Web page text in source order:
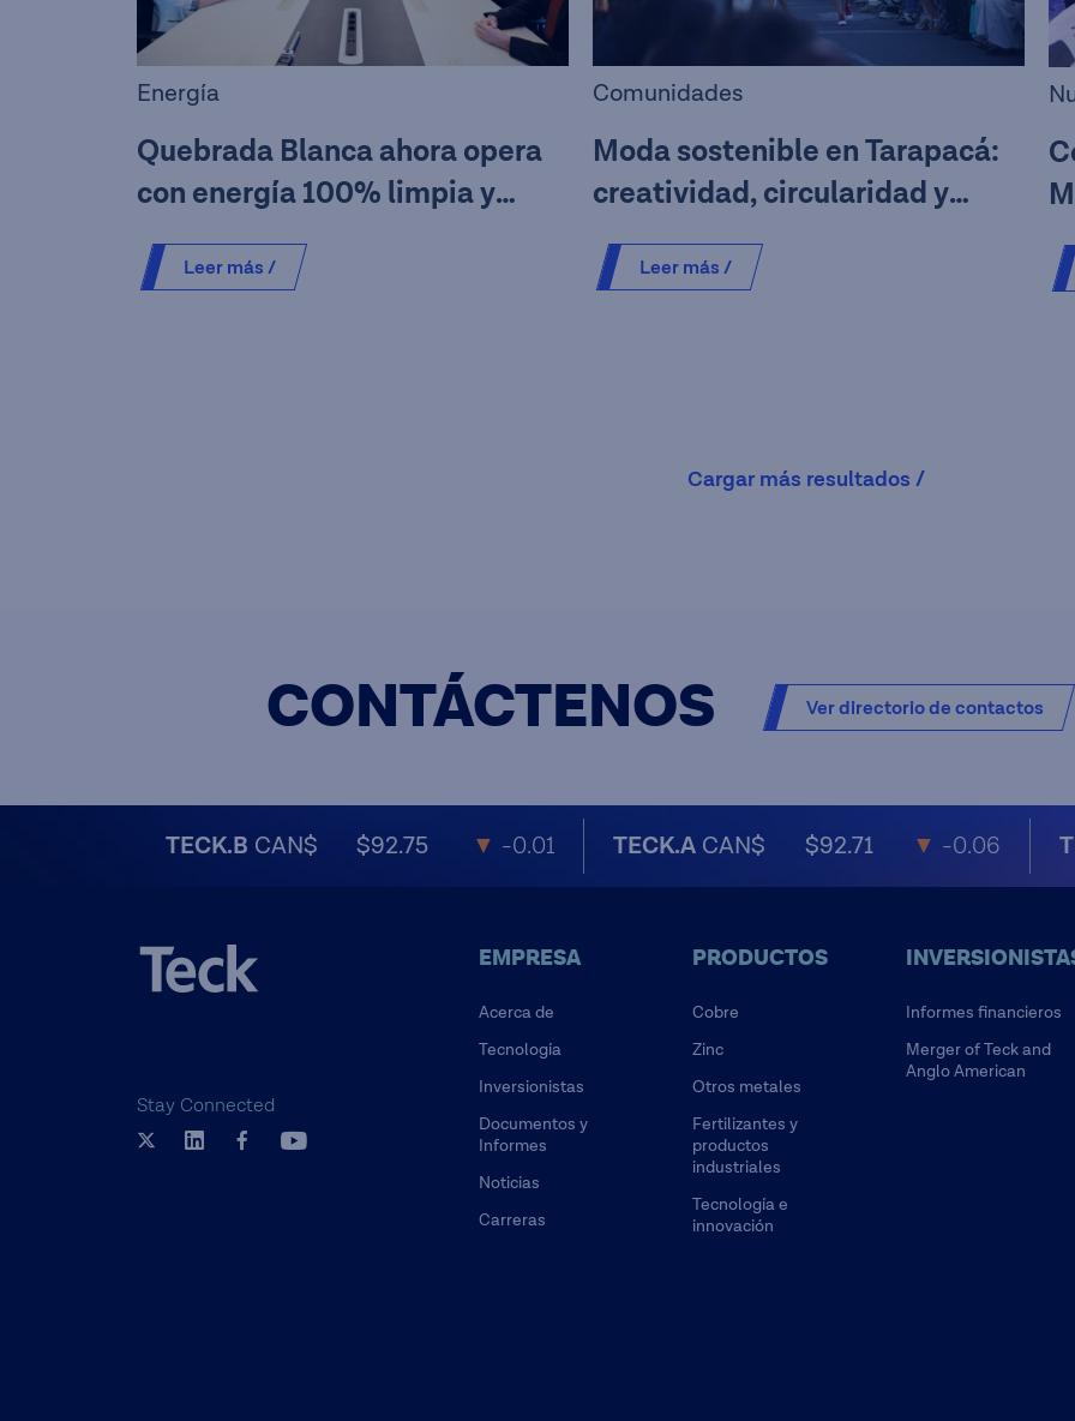
Energía
Quebrada Blanca ahora opera
con energía 100% limpia y
renovable
Leer más /
Comunidades
Moda sostenible en Tarapacá:
creatividad, circularidad y
territorio se unen en Iquique y
PicaLeer más /
Cargar más resultados /
CONTÁCTENOS Ver directorio de contactos
TECK.B CAN$ $92.75 ▼ -0.01 TECK.A CAN$ $92.71 ▼ -0.06
Stay Connected
EMPRESA
Acerca de
Tecnología
Inversionistas
Documentos y
Informes
Noticias
Carreras
PRODUCTOS
Cobre
Zinc
Otros metales
Fertilizantes y
productos
industriales
Tecnología e
innovación
Informes financieros
Merger of Teck and
Anglo American